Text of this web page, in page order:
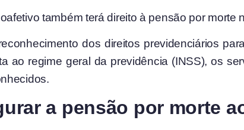
também terá direito à pensão por morte
dos direitos previdenciários
ao regime geral da previdência (INSS), os
a pensão por morte